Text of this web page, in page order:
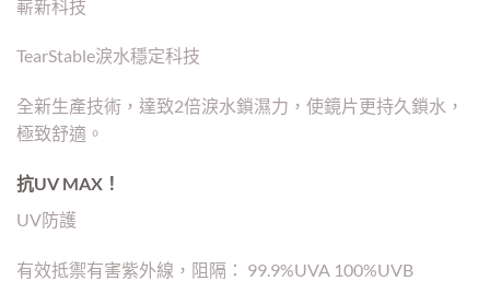
嶄新科技
TearStable淚水穩定科技
全新生產技術，達致2倍淚水鎖濕力，使鏡片更持久鎖水，
極致舒適。
抗UV MAX！
UV防護
有效抵禦有害紫外線，阻隔： 99.9%UVA 100%UVB